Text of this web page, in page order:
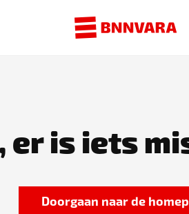
er is iets
Doorgaan naar de